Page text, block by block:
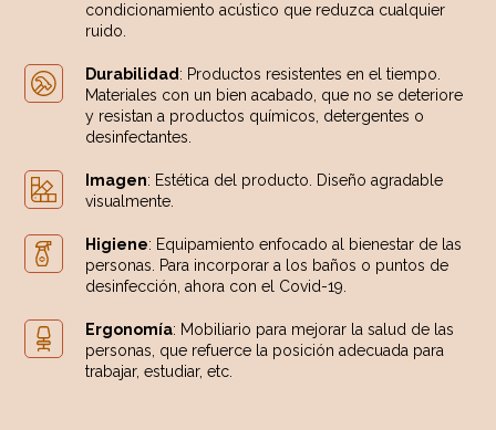
condicionamiento acústico que reduzca cualquier
ruido.
Durabilidad : Productos resistentes en el tiempo.
Materiales con un bien acabado, que no se deteriore
y resistan a productos químicos, detergentes o
desinfectantes.
Imagen: Estética del producto. Diseño agradable
visualmente.
Higiene: Equipamiento enfocado al bienestar de las
personas. Para incorporar a los baños o puntos de
desinfección, ahora con el Covid-19.
Ergonomía: Mobiliario para mejorar la salud de las
personas, que refuerce la posición adecuada para
trabajar, estudiar, etc.